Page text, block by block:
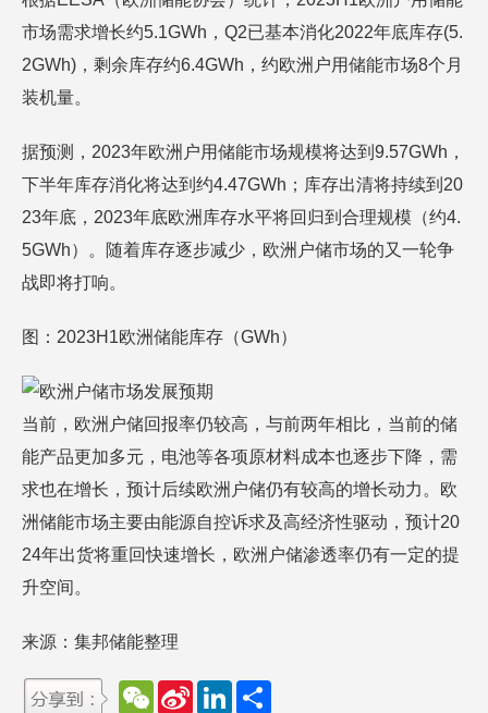
市场需求增长约5.1GWh，Q2已基本消化2022年底库存(5.
2GWh)，剩余库存约6.4GWh，约欧洲户用储能市场8个月
装机量。
据预测，2023年欧洲户用储能市场规模将达到9.57GWh，
下半年库存消化将达到约4.47GWh；库存出清将持续到20
23年底，2023年底欧洲库存水平将回归到合理规模（约4.
5GWh）。随着库存逐步减少，欧洲户储市场的又一轮争
战即将打响。
图：2023H1欧洲储能库存（GWh）
当前，欧洲户储回报率仍较高，与前两年相比，当前的储
能产品更加多元，电池等各项原材料成本也逐步下降，需
求也在增长，预计后续欧洲户储仍有较高的增长动力。欧
洲储能市场主要由能源自控诉求及高经济性驱动，预计20
24年出货将重回快速增长，欧洲户储渗透率仍有一定的提
升空间。
来源：集邦储能整理
W
e
S
L